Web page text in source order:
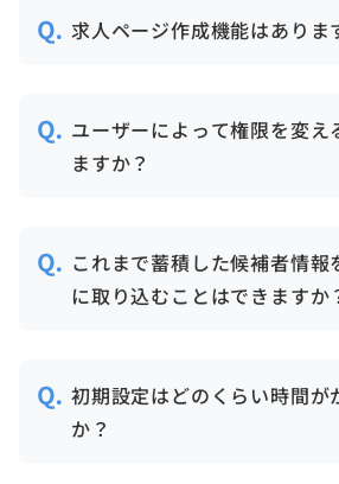
能のリリースを行っています
実際にご利用いただいている
ざいます。
求人ページ作成機能はありま
フォーマットに沿って入力す
単に求人ページを作成いただ
作成した求人ページを、自社
ユーザーによって権限を変え
ますか？
管理者、採用担当者、選考担
限を用意しております。
また、権限のカスタマイズ機
これまで蓄積した候補者情報
に取り込むことはできますか
候補者情報が入ったCSVファ
ロードすることで、一括で登
初期設定はどのくらい時間が
か？